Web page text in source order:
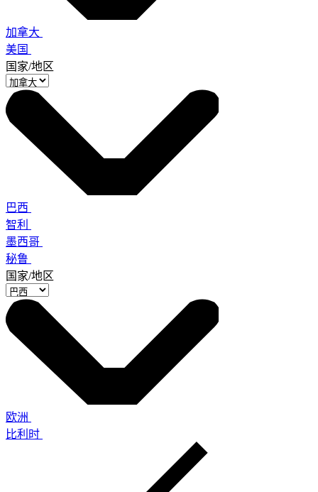
加拿大
美国
国家/地区
巴西
智利
墨西哥
秘鲁
国家/地区
欧洲
比利时